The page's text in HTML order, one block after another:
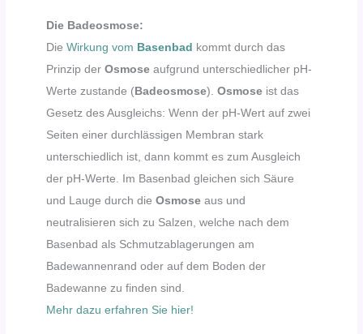
Die Badeosmose:
DieWirkung vom Basenbad kommt durch das
Prinzip derOsmose aufgrund unterschiedlicher pH-
Werte zustande (Badeosmose).Osmose ist das
Gesetz des Ausgleichs: Wenn der pH-Wert auf zwei
Seiten einer durchlässigen Membran stark
unterschiedlich ist, dann kommt es zum Ausgleich
der pH-Werte. Im Basenbad gleichen sich Säure
und Lauge durch dieOsmose aus und
neutralisieren sich zu Salzen, welche nach dem
Basenbad als Schmutzablagerungen am
Badewannenrand oder auf dem Boden der
Badewanne zu finden sind.
Mehr dazu erfahren Sie hier!